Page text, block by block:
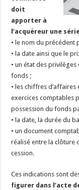
doit
apporter à
l’acquéreur une
• le nom du
• la date ainsi que le
• un état des
fonds ;
• les chiffres
exercices comptables
possession du fonds
• la date, la durée du
• un document
réalisé entre la clôture
cession.
Ces indications sont
figurer dans l’acte